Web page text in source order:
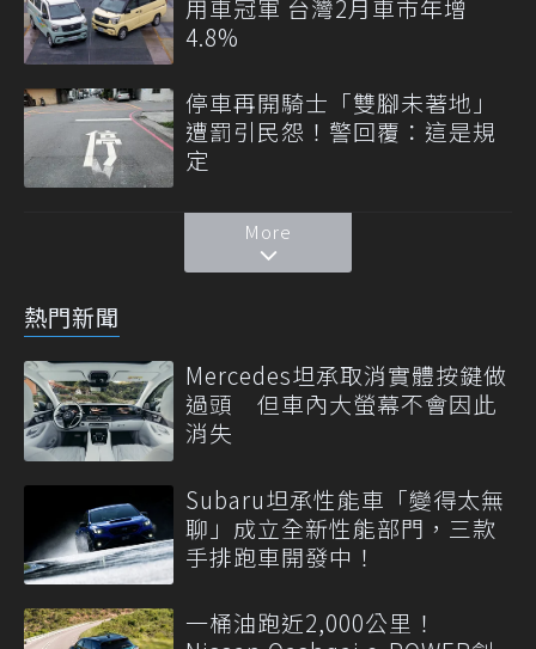
用車冠軍 台灣2月車市年增
4.8%
停車再開騎士「雙腳未著地」
遭罰引民怨！警回覆：這是規
定
More
熱門新聞
Mercedes坦承取消實體按鍵做
過頭 但車內大螢幕不會因此
消失
Subaru坦承性能車「變得太無
聊」成立全新性能部門，三款
手排跑車開發中！
一桶油跑近2,000公里！